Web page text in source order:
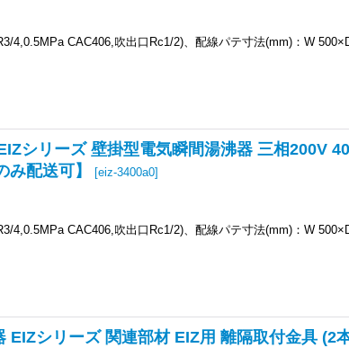
4,0.5MPa CAC406,吹出口Rc1/2)、配線パテ寸法(mm)：W
シリーズ 壁掛型電気瞬間湯沸器 三相200V
配送可】
[eiz-3400a0]
4,0.5MPa CAC406,吹出口Rc1/2)、配線パテ寸法(mm)：W
シリーズ 関連部材 EIZ用 離隔取付金具 (2